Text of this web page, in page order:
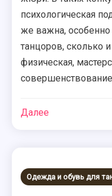
психологическая
же важна,
танцоров, сколько
физическая,
Далее
Одежда и обувь для